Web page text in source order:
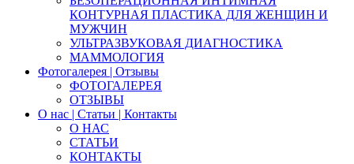
КОНТУРНАЯ ПЛАСТИКА ДЛЯ ЖЕНЩИН И
МУЖЧИН
УЛЬТРАЗВУКОВАЯ ДИАГНОСТИКА
МАММОЛОГИЯ
Фотогалерея | Отзывы
ФОТОГАЛЕРЕЯ
ОТЗЫВЫ
О нас | Статьи | Контакты
О НАС
СТАТЬИ
КОНТАКТЫ